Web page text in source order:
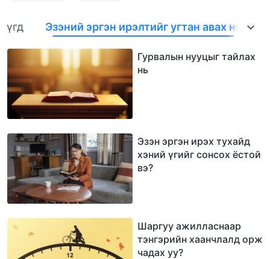
Бүгд Эзэний эргэн ирэлтийг угтан авах нь
Гурвалын нууцыг тайлах
нь
Эзэн эргэн ирэх тухайд
хэний үгийг сонсох ёстой
вэ?
Шаргуу ажилласнаар
тэнгэрийн хаанчлалд орж
чадах уу?